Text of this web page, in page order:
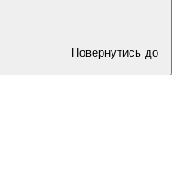
Повернутись до